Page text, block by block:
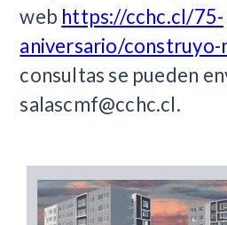
web https://cchc.cl/75-
aniversario/
consultas se pueden
salascmf@cchc.cl.